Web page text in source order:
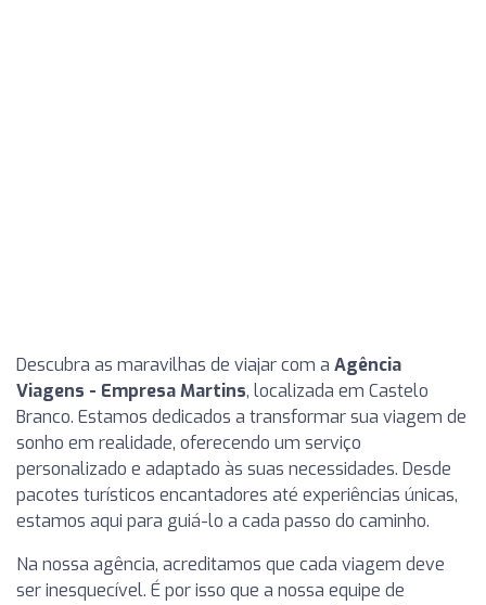
Descubra as maravilhas de viajar com a Agência
Viagens - Empresa Martins, localizada em Castelo
Branco. Estamos dedicados a transformar sua viagem de
sonho em realidade, oferecendo um serviço
personalizado e adaptado às suas necessidades. Desde
pacotes turísticos encantadores até experiências únicas,
estamos aqui para guiá-lo a cada passo do caminho.
Na nossa agência, acreditamos que cada viagem deve
ser inesquecível. É por isso que a nossa equipe de